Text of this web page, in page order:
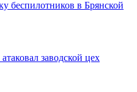
беспилотников в Брянской
заводской цех